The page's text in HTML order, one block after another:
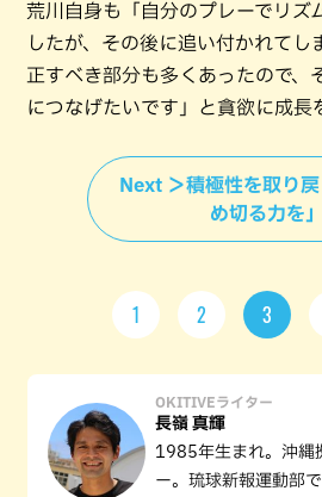
荒川自身も「自分のプレーでリズ
したが、その後に追い付かれてし
正すべき部分も多くあったので、
につなげたいです」と貪欲に成長
Next ＞積極性を取り
め切る力を」
1 2 3
OKITIVEライター
長嶺 真輝
1985年生まれ。沖縄
ー。琉球新報運動部